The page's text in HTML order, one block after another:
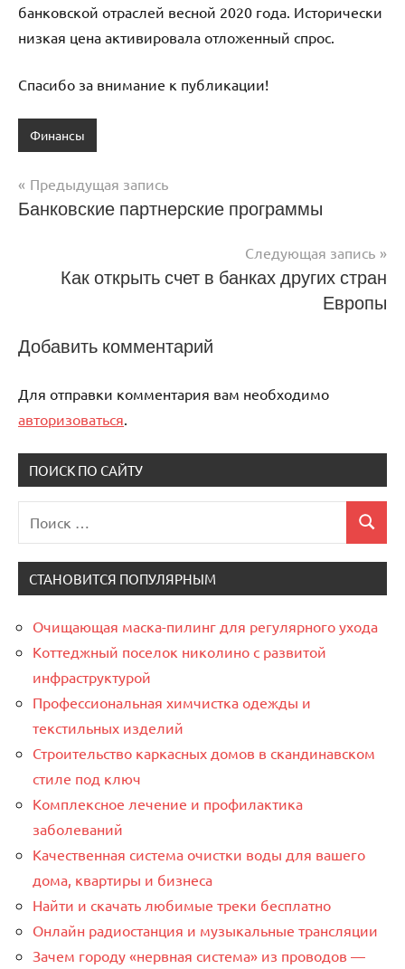
банковской отраслей весной 2020 года. Исторически
низкая цена активировала отложенный спрос.
Спасибо за внимание к публикации!
Финансы
Навигация
записям
Предыдущая запись
Банковские партнерские программы
Следующая запись
Как открыть счет в банках других стран
Европы
Добавить комментарий
Для отправки комментария вам необходимо
авторизоваться
ПОИСК ПО САЙТУ
для:
Поиск
СТАНОВИТСЯ ПОПУЛЯРНЫМ
Очищающая маска-пилинг для регулярного ухода
Коттеджный поселок николино с развитой
инфраструктурой
Профессиональная химчистка одежды и
текстильных изделий
Строительство каркасных домов в скандинавском
стиле под ключ
Комплексное лечение и профилактика
заболеваний
Качественная система очистки воды для вашего
дома, квартиры и бизнеса
Найти и скачать любимые треки бесплатно
Онлайн радиостанция и музыкальные трансляции
Зачем городу «нервная система» из проводов —